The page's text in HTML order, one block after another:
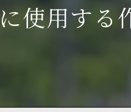
使用する